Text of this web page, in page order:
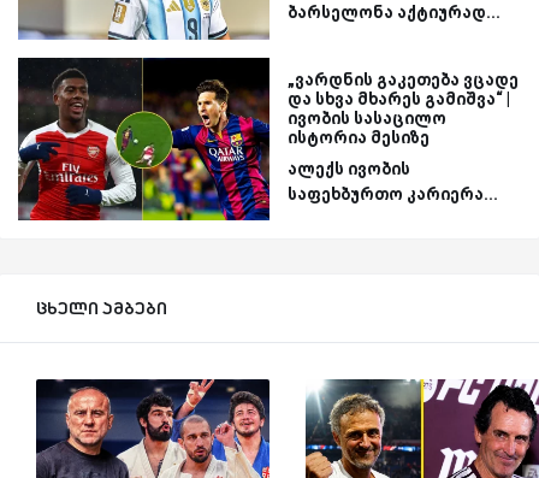
ბარსელონა აქტიურად...
„ვარდნის გაკეთება ვცადე
და სხვა მხარეს გამიშვა“ |
ივობის სასაცილო
ისტორია მესიზე
ალექს ივობის
საფეხბურთო კარიერა...
ცხელი ამბები